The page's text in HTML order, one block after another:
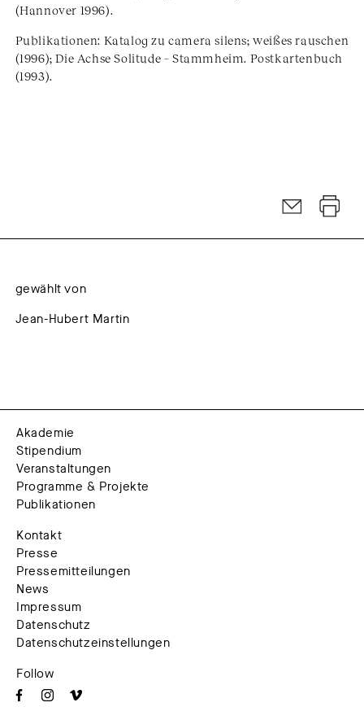
(Hannover 1996).
Publikationen: Katalog zu camera silens; weißes rauschen
(1996); Die Achse Solitude – Stammheim. Postkartenbuch
(1993).
gewählt von
Jean-Hubert Martin
Akademie
Stipendium
Veranstaltungen
Programme & Projekte
Publikationen
Kontakt
Presse
Pressemitteilungen
News
Impressum
Datenschutz
Datenschutzeinstellungen
Follow